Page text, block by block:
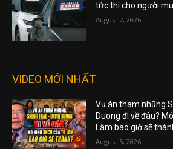
tức thì cho người
August 7, 2026
VIDEO MỚI NHẤT
Vụ án tham nhũng
Duong đi về đâu?
Lâm bao giờ sẽ
August 5, 2026